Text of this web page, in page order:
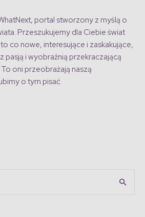
portal stworzony z myślą o
Przeszukujemy dla Ciebie świat
co nowe, interesujące i zaskakujące,
pasją i wyobraźnią przekraczającą
oni przeobrażają naszą
o tym pisać.